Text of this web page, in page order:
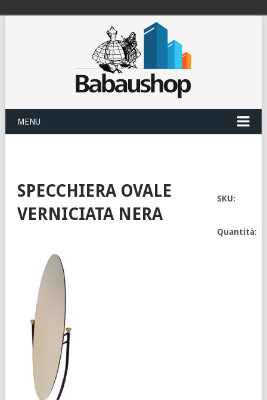
MENU
SPECCHIERA OVALE
VERNICIATA NERA
SKU:
Quantità: